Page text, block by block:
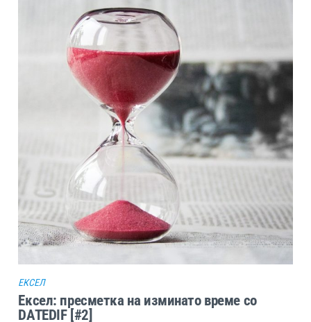
ЕКСЕЛ
Ексел: пресметка на изминато време со
DATEDIF [#2]